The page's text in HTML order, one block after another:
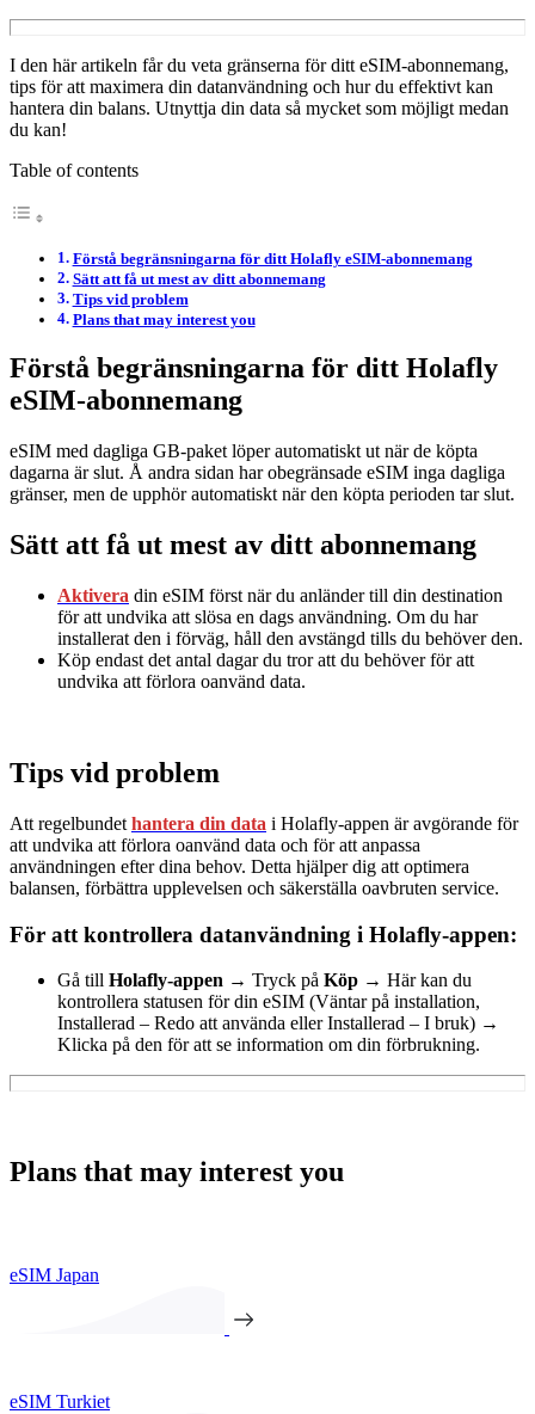
I den här artikeln får du veta gränserna för ditt eSIM-abonnemang,
tips för att maximera din datanvändning och hur du effektivt kan
hantera din balans. Utnyttja din data så mycket som möjligt medan
du kan!
Table of contents
Förstå begränsningarna för ditt Holafly eSIM-abonnemang
Sätt att få ut mest av ditt abonnemang
Tips vid problem
Plans that may interest you
Förstå begränsningarna för ditt Holafly
eSIM-abonnemang
eSIM med dagliga GB-paket löper automatiskt ut när de köpta
dagarna är slut. Å andra sidan har obegränsade eSIM inga dagliga
gränser, men de upphör automatiskt när den köpta perioden tar slut.
Sätt att få ut mest av ditt abonnemang
Aktivera din eSIM först när du anländer till din destination
för att undvika att slösa en dags användning. Om du har
installerat den i förväg, håll den avstängd tills du behöver den.
Köp endast det antal dagar du tror att du behöver för att
undvika att förlora oanvänd data.
Tips vid problem
Att regelbundet hantera din data i Holafly-appen är avgörande för
att undvika att förlora oanvänd data och för att anpassa
användningen efter dina behov. Detta hjälper dig att optimera
balansen, förbättra upplevelsen och säkerställa oavbruten service.
För att kontrollera datanvändning i Holafly-appen:
Gå till Holafly-appen → Tryck på Köp → Här kan du
kontrollera statusen för din eSIM (Väntar på installation,
Installerad – Redo att använda eller Installerad – I bruk) →
Klicka på den för att se information om din förbrukning.
Plans that may interest you
eSIM Japan
eSIM Turkiet